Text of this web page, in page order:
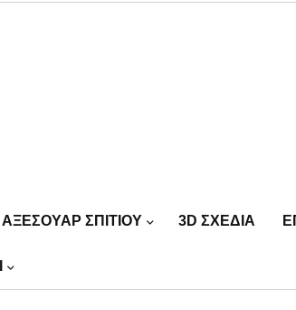
ΑΞΕΣΟΥΑΡ ΣΠΙΤΙΟΥ 3D ΣΧΕΔΙΑ